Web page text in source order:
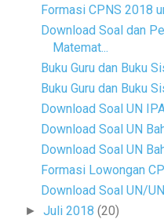
Formasi CPNS 2018
Download Soal dan
Matemat...
Buku Guru dan Buku
Buku Guru dan Buku
Download Soal UN
Download Soal UN
Download Soal UN
Formasi Lowongan
Download Soal UN/
►Juli 2018(20)